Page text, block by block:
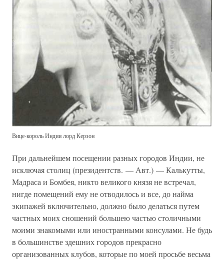
Вице-король Индии лорд Керзон
При дальнейшем посещении разных городов Индии, не
исключая столиц (президентств. — Авт.) — Калькутты,
Мадраса и Бомбея, никто великого князя не встречал,
нигде помещений ему не отводилось и все, до найма
экипажей включительно, должно было делаться путем
частных моих сношений большею частью столичными
моими знакомыми или иностранными консулами. Не будь
в большинстве здешних городов прекрасно
организованных клубов, которые по моей просьбе весьма